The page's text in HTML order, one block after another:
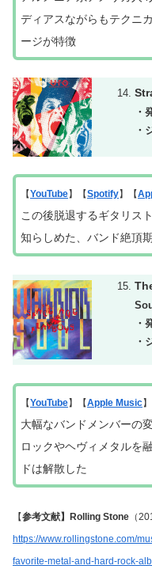
ディアスながらもテクニ
ージが特徴
・
・
【YouTube】【Spotify】【
この後脱退するギタリス
知らしめた、バンド絶頂
・
・
【YouTube】【Apple Music】
大幅なバンドメンバーの
ロックやヘヴィメタルを
ドは解散した
【参考文献】Rolling Stone （
https://www.rollingstone.com/
favorite-metal-and-hard-rock-